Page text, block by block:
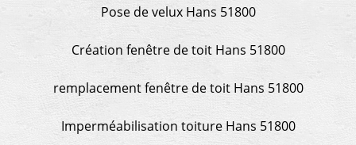
Pose de velux Hans 51800
Création fenêtre de toit Hans 51800
remplacement fenêtre de toit Hans 51800
Imperméabilisation toiture Hans 51800